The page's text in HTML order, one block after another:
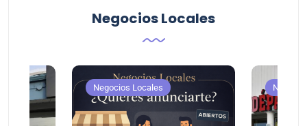
Negocios Locales
Negocios Locales